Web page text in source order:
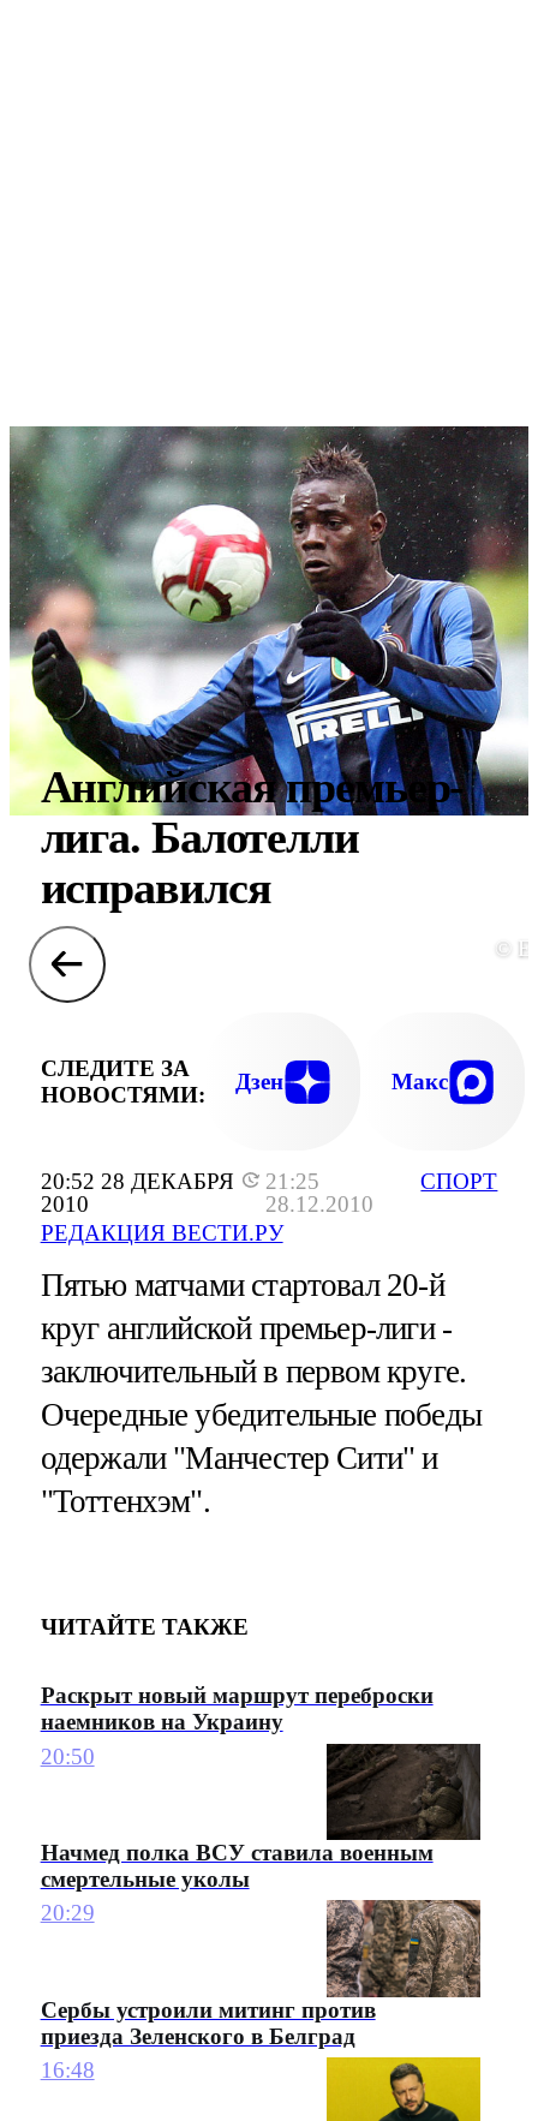
20:52 28 ДЕКАБРЯ
2010
21:25
28.12.2010
РЕДАКЦИЯ ВЕСТИ.РУ
СПОРТ
Английская премьер-
лига. Балотелли
исправился
©
СЛЕДИТЕ ЗА
НОВОСТЯМИ:
Дзен Макс
Пятью матчами стартовал 20-й
круг английской премьер-лиги -
заключительный в первом круге.
Очередные убедительные победы
одержали "Манчестер Сити" и
"Тоттенхэм".
ЧИТАЙТЕ ТАКЖЕ
Раскрыт новый маршрут переброски
наемников на Украину
20:50
Начмед полка ВСУ ставила военным
смертельные уколы
20:29
Сербы устроили митинг против
приезда Зеленского в Белград
16:48